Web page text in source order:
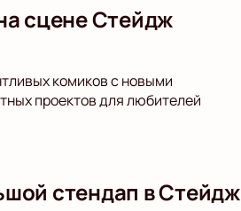
сцене Стейдж
комиков с новыми
проектов для любителей
стендап в Стейдж